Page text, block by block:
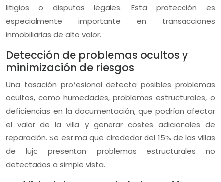
litigios o disputas legales. Esta protección es
especialmente importante en transacciones
inmobiliarias de alto valor.
Detección de problemas ocultos y
minimización de riesgos
Una tasación profesional detecta posibles problemas
ocultos, como humedades, problemas estructurales, o
deficiencias en la documentación, que podrían afectar
el valor de la villa y generar costes adicionales de
reparación. Se estima que alrededor del 15% de las villas
de lujo presentan problemas estructurales no
detectados a simple vista.